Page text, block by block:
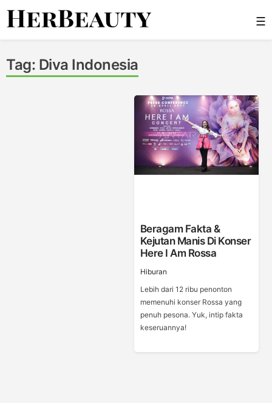
Skip
☰
Tag: Diva Indonesia
Beragam Fakta &
Kejutan Manis Di Konser
Here I Am Rossa
Hiburan
Lebih dari 12 ribu penonton
memenuhi konser Rossa yang
penuh pesona. Yuk, intip fakta
keseruannya!